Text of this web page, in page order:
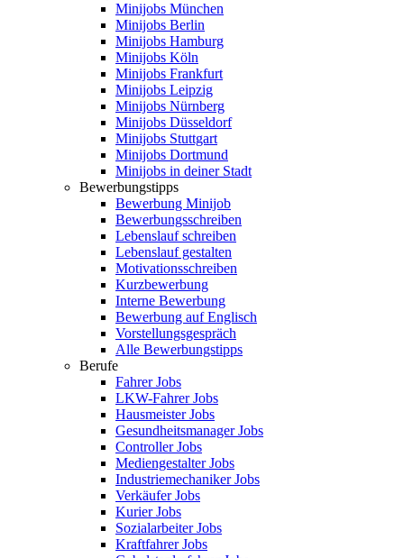
Minijobs München
Minijobs Berlin
Minijobs Hamburg
Minijobs Köln
Minijobs Frankfurt
Minijobs Leipzig
Minijobs Nürnberg
Minijobs Düsseldorf
Minijobs Stuttgart
Minijobs Dortmund
Minijobs in deiner Stadt
Bewerbungstipps
Bewerbung Minijob
Bewerbungsschreiben
Lebenslauf schreiben
Lebenslauf gestalten
Motivationsschreiben
Kurzbewerbung
Interne Bewerbung
Bewerbung auf Englisch
Vorstellungsgespräch
Alle Bewerbungstipps
Berufe
Fahrer Jobs
LKW-Fahrer Jobs
Hausmeister Jobs
Gesundheitsmanager Jobs
Controller Jobs
Mediengestalter Jobs
Industriemechaniker Jobs
Verkäufer Jobs
Kurier Jobs
Sozialarbeiter Jobs
Kraftfahrer Jobs